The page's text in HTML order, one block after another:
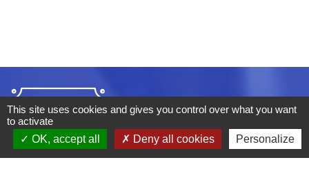
This site uses cookies and gives you control over what you want
to activate
OK, accept all
Deny all cookies Personalize